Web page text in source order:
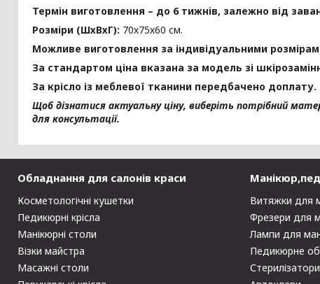
Термін виготовлення – до 6 тижнів, залежно від
Розміри (ШхВхГ): 70х75х60 см.
Можливе виготовлення за індивідуальними
За стандартом ціна вказана за модель зі
За крісло із меблевої тканини передбачено доплату.
Щоб дізнатися актуальну ціну, виберіть потрібний
для консультації.
Обладнання для салонів краси
Косметологічні кушетки
Педикюрні крісла
Манікюрні столи
Візки майстра
Масажні столи
Витяжки для
Фрезери для
Лампи для
Педикюрне
Стерилізатори